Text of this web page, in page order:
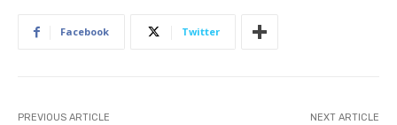
Facebook Twitter
PREVIOUS ARTICLE NEXT ARTICLE